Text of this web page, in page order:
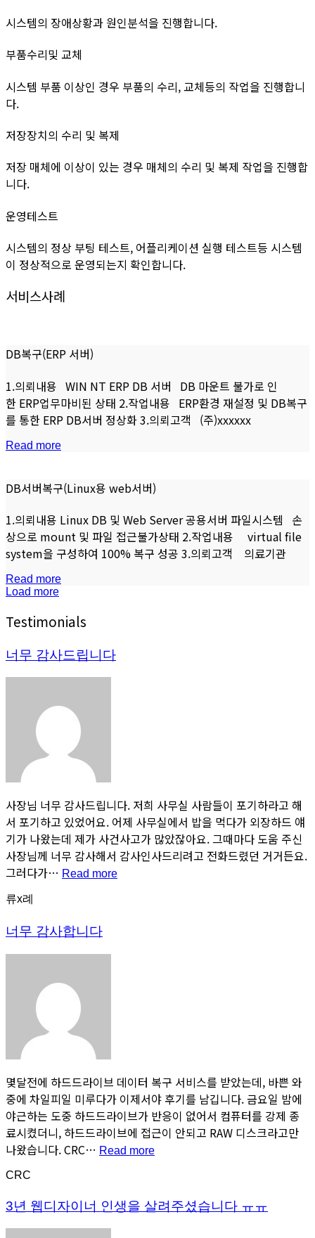
시스템의 장애상황과 원인분석을 진행합니다.
부품수리및 교체
시스템 부품 이상인 경우 부품의 수리, 교체등의 작업을 진행합니
다.
저장장치의 수리 및 복제
저장 매체에 이상이 있는 경우 매체의 수리 및 복제 작업을 진행합
니다.
운영테스트
시스템의 정상 부팅 테스트, 어플리케이션 실행 테스트등 시스템
이 정상적으로 운영되는지 확인합니다.
서비스사례
DB복구(ERP 서버)
1.의뢰내용 WIN NT ERP DB 서버 DB 마운트 불가로 인
한 ERP업무마비된 상태 2.작업내용 ERP환경 재설정 및 DB복구
를 통한 ERP DB서버 정상화 3.의뢰고객 (주)xxxxxx
Read more
DB서버복구(Linux용 web서버)
1.의뢰내용 Linux DB 및 Web Server 공용서버 파일시스템 손
상으로 mount 및 파일 접근불가상태 2.작업내용 virtual file
system을 구성하여 100% 복구 성공 3.의뢰고객 의료기관
Read more
Load more
Testimonials
너무 감사드립니다
사장님 너무 감사드립니다. 저희 사무실 사람들이 포기하라고 해
서 포기하고 있었어요. 어제 사무실에서 밥을 먹다가 외장하드 얘
기가 나왔는데 제가 사건사고가 많았잖아요. 그때마다 도움 주신
사장님께 너무 감사해서 감사인사드리려고 전화드렸던 거거든요.
그러다가… Read more
류x례
너무 감사합니다
몇달전에 하드드라이브 데이터 복구 서비스를 받았는데, 바쁜 와
중에 차일피일 미루다가 이제서야 후기를 남깁니다. 금요일 밤에
야근하는 도중 하드드라이브가 반응이 없어서 컴퓨터를 강제 종
료시켰더니, 하드드라이브에 접근이 안되고 RAW 디스크라고만
나왔습니다. CRC… Read more
합
CRC
3년 웹디자이너 인생을 살려주셨습니다 ㅠㅠ